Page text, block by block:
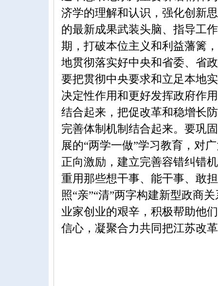
济学的理解和认识，强化创新
的最新成果武装头脑、指导工
期，打破本位主义和利益藩篱
地贯彻落实好中央和省委、省
要把贯彻中央要求和立足本地
决定性作用和更好发挥政府作
结合起来，把促改革和稳增长
完善体制机制结合起来。要巩
展的“两学一做”学习教育，对
正向激励，建立完善容错纠错
重用那些想干事、能干事、敢
照“亲”“清”两字构建新型政商
业家创业的艰辛，积极帮助他
信心，凝聚合力共同把江苏改